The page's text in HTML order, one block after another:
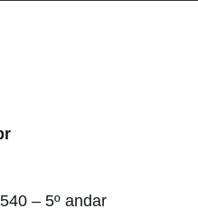
– 5º andar